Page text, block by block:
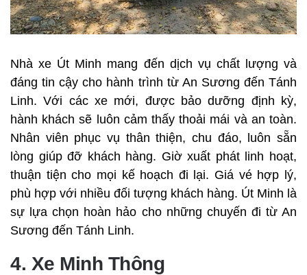
Nhà xe Út Minh mang đến dịch vụ chất lượng và
đáng tin cậy cho hành trình từ An Sương đến Tánh
Linh. Với các xe mới, được bảo dưỡng định kỳ,
hành khách sẽ luôn cảm thấy thoải mái và an toàn.
Nhân viên phục vụ thân thiện, chu đáo, luôn sẵn
lòng giúp đỡ khách hàng. Giờ xuất phát linh hoạt,
thuận tiện cho mọi kế hoạch đi lại. Giá vé hợp lý,
phù hợp với nhiều đối tượng khách hàng. Út Minh là
sự lựa chọn hoàn hảo cho những chuyến đi từ An
Sương đến Tánh Linh.
4. Xe Minh Thông